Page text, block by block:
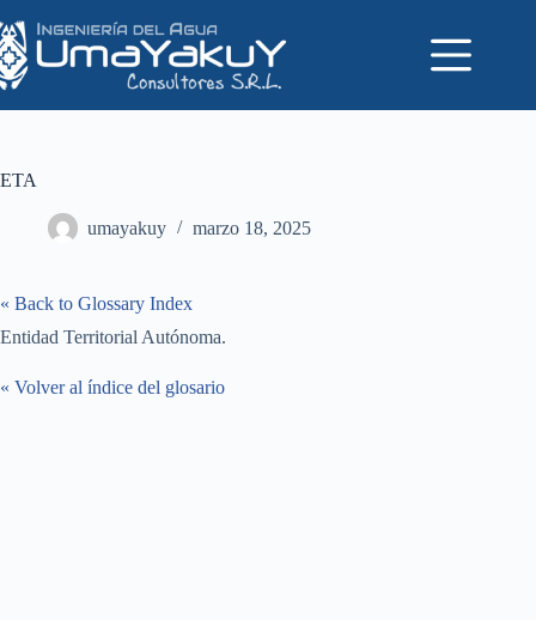
al
contenido
ETA
umayakuy marzo 18, 2025
« Back to Glossary Index
Entidad Territorial Autónoma.
« Volver al índice del glosario